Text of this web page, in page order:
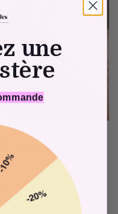
à mettre,
une